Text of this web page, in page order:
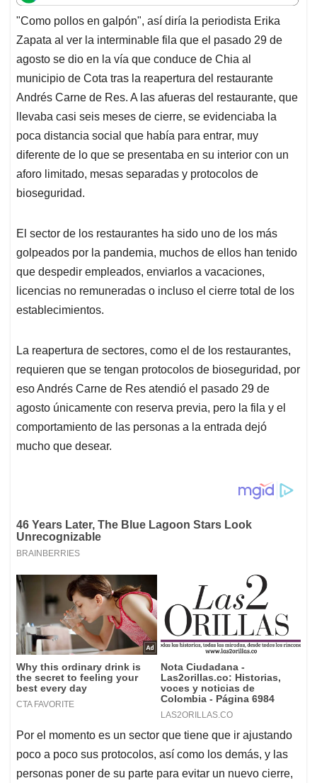
t
s
A
p
p
e
b
o
o
k
k
e
d
I
n
i
l
e
a
d
s
"Como pollos en galpón", así diría la periodista Erika
Zapata al ver la interminable fila que el pasado 29 de
agosto se dio en la vía que conduce de Chia al
municipio de Cota tras la reapertura del restaurante
Andrés Carne de Res. A las afueras del restaurante, que
llevaba casi seis meses de cierre, se evidenciaba la
poca distancia social que había para entrar, muy
diferente de lo que se presentaba en su interior con un
aforo limitado, mesas separadas y protocolos de
bioseguridad.
El sector de los restaurantes ha sido uno de los más
golpeados por la pandemia, muchos de ellos han tenido
que despedir empleados, enviarlos a vacaciones,
licencias no remuneradas o incluso el cierre total de los
establecimientos.
La reapertura de sectores, como el de los restaurantes,
requieren que se tengan protocolos de bioseguridad, por
eso Andrés Carne de Res atendió el pasado 29 de
agosto únicamente con reserva previa, pero la fila y el
comportamiento de las personas a la entrada dejó
mucho que desear.
Por el momento es un sector que tiene que ir ajustando
poco a poco sus protocolos, así como los demás, y las
personas poner de su parte para evitar un nuevo cierre,